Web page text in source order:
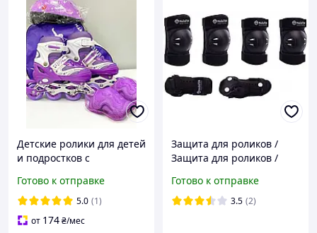
Детские ролики для детей
и подростков с
4 колеса 28-33 защиты
для катания на роликах
Mar
Готово к отправке
5.0 (1)
от 174₴/мес
Защита для роликов /
Защита для роликов /
/Готово к отправке
3.5 (2)